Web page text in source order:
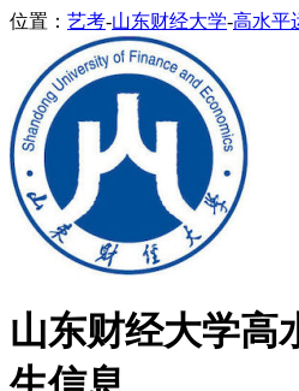
位置： 艺考-山东财经大学-高水平
山东财经大学高